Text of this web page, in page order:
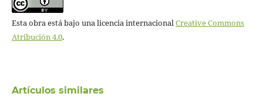
Esta obra está bajo una licencia internacionalCreative Commons
Atribución 4.0.
Artículos similares